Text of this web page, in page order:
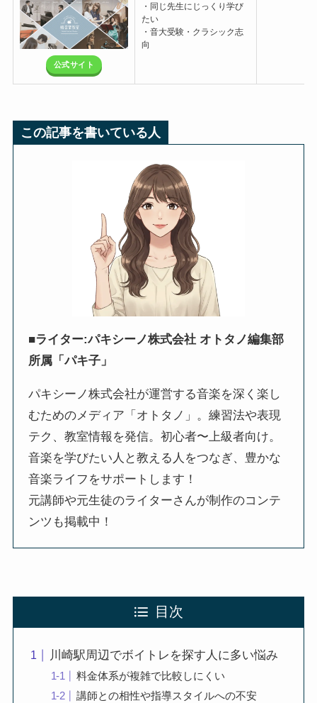
公式サイト
・同じ先生にじっくり学び
たい
・音大受験・クラシック志
向
この記事を書いている人
■ライター:パキシーノ株式会社 オトタノ編集部
所属「パキ子」
パキシーノ株式会社が運営する音楽を深く楽し
むためのメディア「オトタノ」。練習法や表現
テク、教室情報を発信。初心者〜上級者向け。
音楽を学びたい人と教える人をつなぎ、豊かな
音楽ライフをサポートします！
元講師や元生徒のライターさんが制作のコンテ
ンツも掲載中！
目次
川崎駅周辺でボイトレを探す人に多い悩み
料金体系が複雑で比較しにくい
講師との相性や指導スタイルへの不安